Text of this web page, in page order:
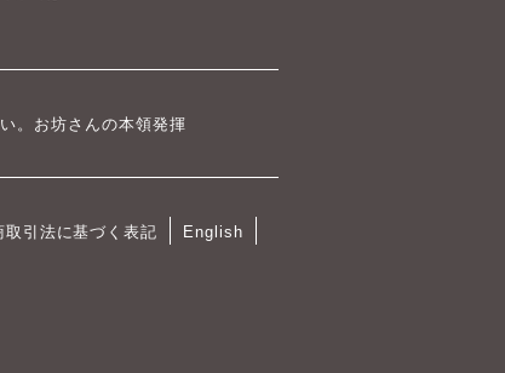
。お坊さんの本領発揮
取引法に基づく表記
English